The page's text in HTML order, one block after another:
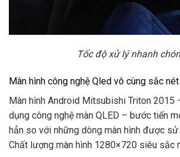
Tốc độ xử lý nhanh
Màn hình công nghệ Qled vô cùng sắc nét
Màn hình Android Mitsubishi Triton
dụng công nghệ màn QLED – bước tiến
hẳn so với những dòng màn hình được sử
Chất lượng màn hình 1280×720 siêu sắc